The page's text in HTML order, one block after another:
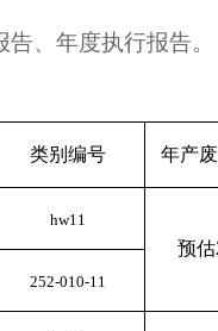
、年度执行报告。
类别编号 年产
hw11
预
252-010-11